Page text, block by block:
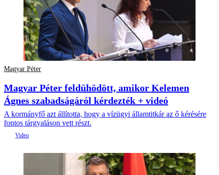
Magyar Péter
Magyar Péter feldühödött, amikor Kelemen
Ágnes szabadságáról kérdezték + videó
A kormányfő azt állította, hogy a vízügyi államtitkár az ő kérésére
fontos tárgyaláson vett részt.